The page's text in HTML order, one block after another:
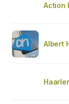
Action
Albert